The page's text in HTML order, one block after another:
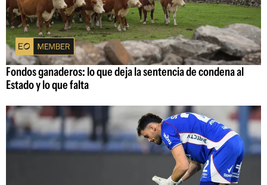
Fondos ganaderos: lo que deja la sentencia de condena al
Estado y lo que falta